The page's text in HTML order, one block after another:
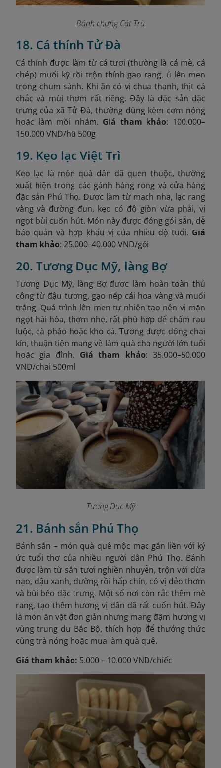
Bánh chưng Cát Trù
18. Cá thính Tử Đà
Cá thính được làm từ cá tươi (thường là cá mè, cá
chép) muối kỹ rồi trộn thính gạo rang, ủ lên men
trong chum sành. Khi ăn có vị chua thanh, thịt cá
chắc và mùi thơm rất riêng. Đây là đặc sản đặc
trưng của xã Tử Đà, thường dùng kèm cơm nóng
hoặc làm mồi nhắm. Giá tham khảo: 100.000–
150.000 VND/hũ 500g
19. Kẹo lạc Việt Trì
Kẹo lạc là món quà dân dã quen thuộc, thường
xuất hiện trong các gánh hàng rong và cửa hàng
đặc sản Phú Thọ. Được làm từ mạch nha, lạc rang
vàng và đường đun, kẹo có độ giòn vừa phải, vị
ngọt bùi cuốn hút. Món này được đóng gói sẵn, dễ
bảo quản và hợp khẩu vị của nhiều độ tuổi. Giá
tham khảo: 25.000–40.000 VND/gói
20. Tương Dục Mỹ, làng Bợ
Tương Dục Mỹ, làng Bợ được làm hoàn toàn thủ
công từ đậu tương, gạo nếp cái hoa vàng và muối
trắng. Quá trình lên men tự nhiên tạo nên vị mặn
ngọt hài hòa, thơm nhẹ, rất phù hợp để chấm rau
luộc, cà pháo hoặc kho cá. Tương được đóng chai
kín, thuận tiện mang về làm quà cho người lớn tuổi
hoặc gia đình. Giá tham khảo: 35.000–50.000
VND/chai 500ml
Tương Dục Mỹ
21. Bánh sắn Phú Thọ
Bánh sắn – món quà quê mộc mạc gắn liền với ký
ức tuổi thơ của nhiều người dân Phú Thọ. Bánh
được làm từ sắn tươi nghiền nhuyễn, trộn với dừa
nạo, đậu xanh, đường rồi hấp chín, có vị dẻo thơm
và bùi béo đặc trưng. Một số nơi còn rắc thêm mè
rang, tạo thêm hương vị dân dã rất cuốn hút. Đây
là món ăn vặt đơn giản nhưng mang đậm hương vị
vùng trung du Bắc Bộ, thích hợp để thưởng thức
cùng trà nóng hoặc mua làm quà quê.
Giá tham khảo: 5.000 – 10.000 VND/chiếc